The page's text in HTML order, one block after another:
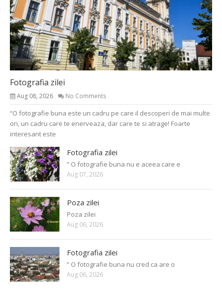
Fotografia zilei
Aug 08, 2026 No Comments
“O fotografie buna este un cadru pe care il descoperi de mai multe
ori, un cadru care te enerveaza, dar care te si atrage! Foarte
interesant este
Fotografia zilei
” O fotografie buna nu e aceea care e
Aug 07, 2026
Poza zilei
Poza zilei
Aug 06, 2026
Fotografia zilei
” O fotografie buna nu cred ca are o
Aug 06, 2026